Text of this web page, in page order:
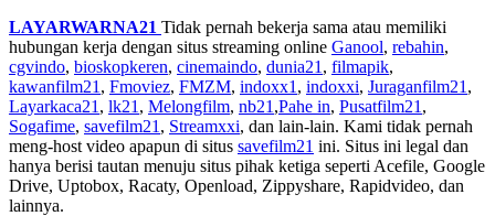
LAYARWARNA21 Tidak pernah bekerja sama atau memiliki
hubungan kerja dengan situs streaming online Ganool, rebahin,
cgvindo, bioskopkeren, cinemaindo, dunia21 , filmapik,
kawanfilm21 , Fmoviez, FMZM, indoxx1 , indoxxi, Juraganfilm21 ,
Layarkaca21 , lk21 , Melongfilm, nb21 ,Pahe in, Pusatfilm21 ,
Sogafime, savefilm21 , Streamxxi, dan lain-lain. Kami tidak pernah
meng-host video apapun di situs savefilm21 ini. Situs ini legal dan
hanya berisi tautan menuju situs pihak ketiga seperti Acefile, Google
Drive, Uptobox, Racaty, Openload, Zippyshare, Rapidvideo, dan
lainnya.